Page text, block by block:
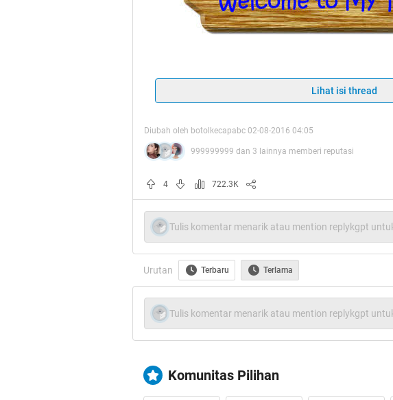
Dapat Surat Cinta dari
Spoiler for Cek disini dulu
Kebanyakan dari kita jika saat menonton Film
tidak ada hasrat untuk menontonnya. Ane sendiri
sekali tidak menyukai Film yang berbau India
Kebanyakan Adegan Joget yang sebenarnya gak
anak benua ini. Oke langsung aja berikut ini
bakal bosan kalo ente tonton gan versi ane.
Lihat isi thread
Diubah oleh botolkecapabc 02-08-2016 04:05
999999999 dan 3 lainnya memberi reputasi
4 722.3K
Tulis komentar menarik atau mention replykgpt
Urutan Terbaru Terlama
Tulis komentar menarik atau mention replykgpt
Komunitas Pilihan